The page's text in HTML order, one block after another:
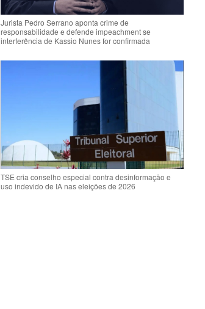
Jurista Pedro Serrano aponta crime de
responsabilidade e defende impeachment se
interferência de Kassio Nunes for confirmada
TSE cria conselho especial contra desinformação e
uso indevido de IA nas eleições de 2026